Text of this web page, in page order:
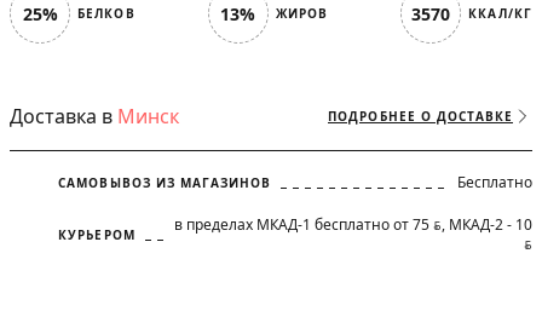
25% БЕЛКОВ 13% ЖИРОВ 3570 ККАЛ/КГ
Доставка в Минск ПОДРОБНЕЕ О ДОСТАВКЕ
САМОВЫВОЗ ИЗ МАГАЗИНОВ Бесплатно
КУРЬЕРОМ в пределах МКАД-1 бесплатно от 75 BYN, МКАД-2 - 10
BYN